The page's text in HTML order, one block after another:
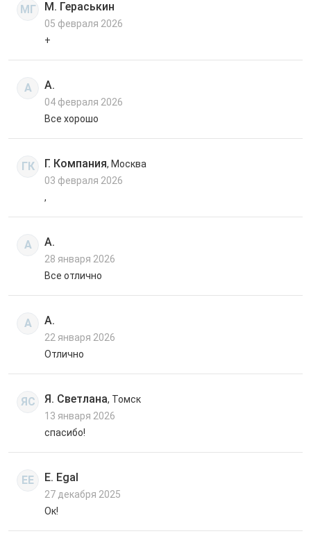
МГ М. Гераськин
05 февраля 2026
+
А А.
04 февраля 2026
Все хорошо
ГК Г. Компания, Москва
03 февраля 2026
,
А А.
28 января 2026
Все отлично
А А.
22 января 2026
Отлично
ЯС Я. Светлана, Томск
13 января 2026
спасибо!
EE E. Egal
27 декабря 2025
Ок!